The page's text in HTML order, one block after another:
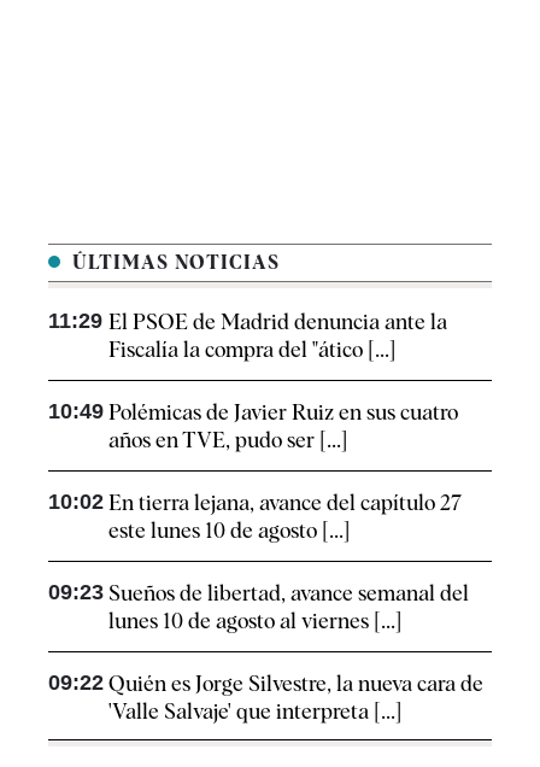
ÚLTIMAS NOTICIAS
11:29 El PSOE de Madrid denuncia ante la
Fiscalía la compra del "ático [...]
10:49 Polémicas de Javier Ruiz en sus cuatro
años en TVE, pudo ser [...]
10:02 En tierra lejana, avance del capítulo 27
este lunes 10 de agosto [...]
09:23 Sueños de libertad, avance semanal del
lunes 10 de agosto al viernes [...]
09:22 Quién es Jorge Silvestre, la nueva cara de
'Valle Salvaje' que interpreta [...]